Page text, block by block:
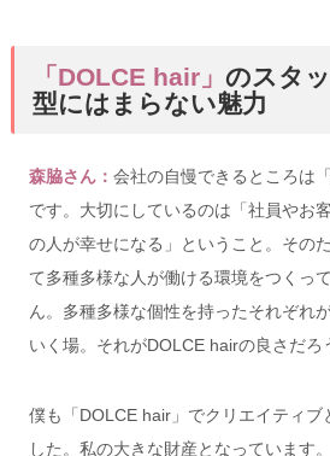
「DOLCE hair」 のスタ
型にはまらない魅力
森脇さん： 会社の自慢できるところは
です。大切にしているのは「社員やお
の人が幸せになる」ということ。その
て多種多様な人が働ける環境をつくっ
ん。 多種多様な個性を持ったそれぞれ
いく場。 それがDOLCE hairの良さだろ
僕も「DOLCE hair」でクリエイティブ
した。私の大きな財産となっています。